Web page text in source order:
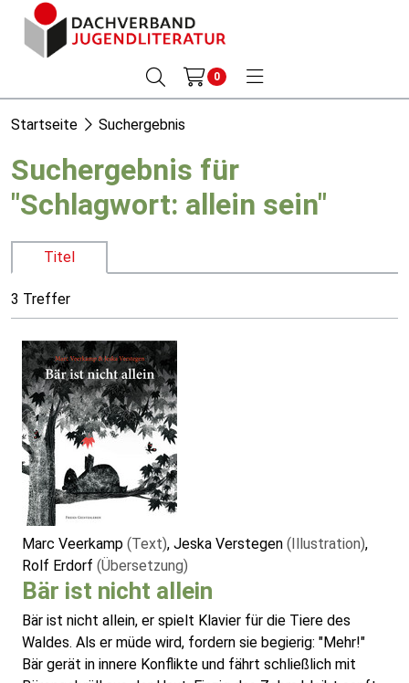
0
Startseite Suchergebnis
Suchergebnis für
"Schlagwort: allein sein"
Titel
3 Treffer
Marc Veerkamp (Text), Jeska Verstegen (Illustration),
Rolf Erdorf (Übersetzung)
Bär ist nicht allein
Bär ist nicht allein, er spielt Klavier für die Tiere des
Waldes. Als er müde wird, fordern sie begierig: "Mehr!"
Bär gerät in innere Konflikte und fährt schließlich mit